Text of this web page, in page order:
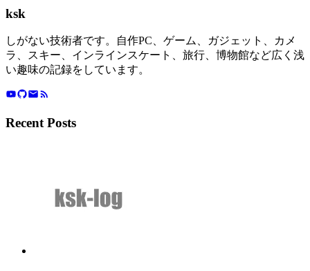
ksk
しがない技術者です。自作PC、ゲーム、ガジェット、カメ
ラ、スキー、インラインスケート、旅行、博物館など広く浅
い趣味の記録をしています。
Recent Posts